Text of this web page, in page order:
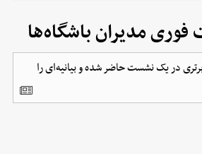
مدیران باشگاه‌ها
در یک نشست حاضر شده و بیانیه‌ای را